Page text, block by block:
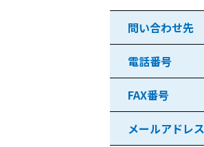
問い合わせ先
電話番号
FAX番号
メールアドレス